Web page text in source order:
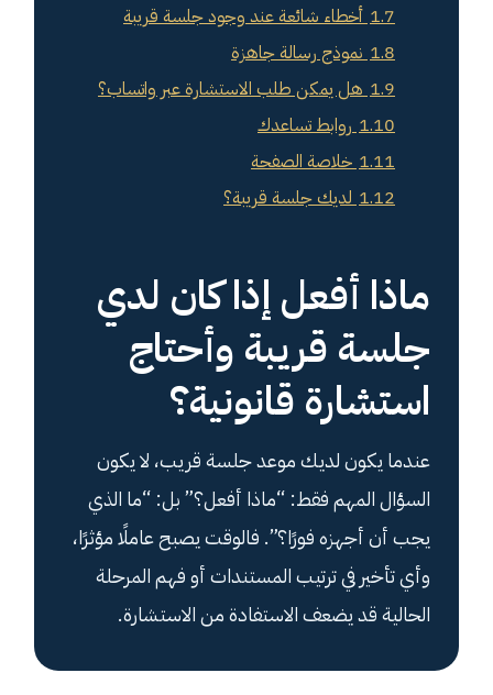
1.7 أخطاء شائعة عند وجود جلسة قريبة
1.8 نموذج رسالة جاهزة
1.9 هل يمكن طلب الاستشارة عبر واتساب؟
1.10 روابط تساعدك
1.11 خلاصة الصفحة
1.12 لديك جلسة قريبة؟
ماذا أفعل إذا كان لدي
جلسة قريبة وأحتاج
استشارة قانونية؟
عندما يكون لديك موعد جلسة قريب، لا يكون
السؤال المهم فقط: “ماذا أفعل؟” بل: “ما الذي
يجب أن أجهزه فورًا؟”. فالوقت يصبح عاملًا مؤثرًا،
وأي تأخير في ترتيب المستندات أو فهم المرحلة
الحالية قد يضعف الاستفادة من الاستشارة.